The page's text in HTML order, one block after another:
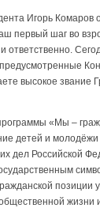
Игорь Комаров
первый шаг во
ответственно.
высокое звание
«Мы –
детей и
дел Российской
позиции
жизни